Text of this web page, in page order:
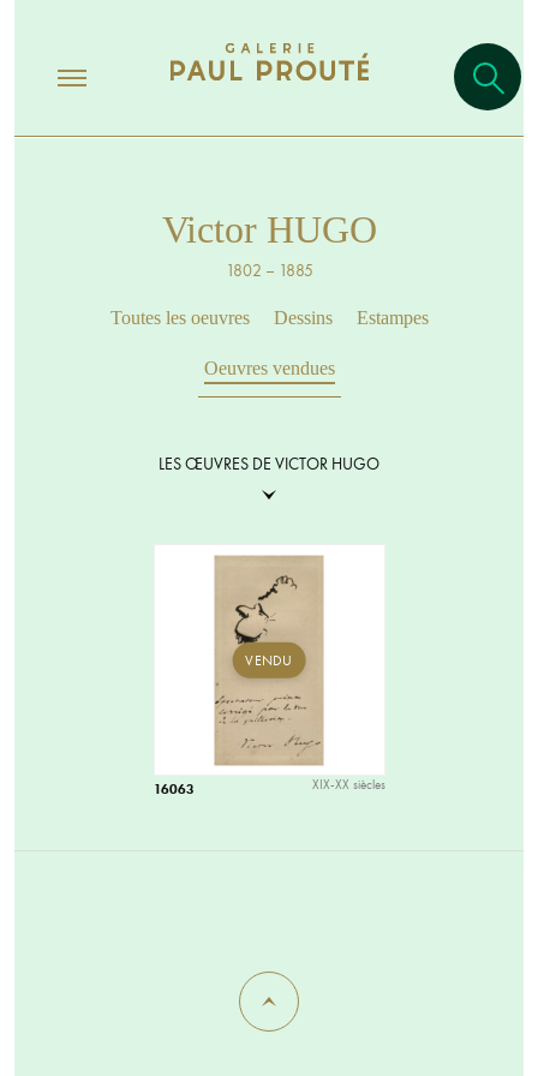
Victor HUGO
1802 – 1885
Toutes les oeuvres Dessins Estampes
Oeuvres vendues
LES ŒUVRES DE VICTOR HUGO
VENDU
16063 XIX-XX siècles